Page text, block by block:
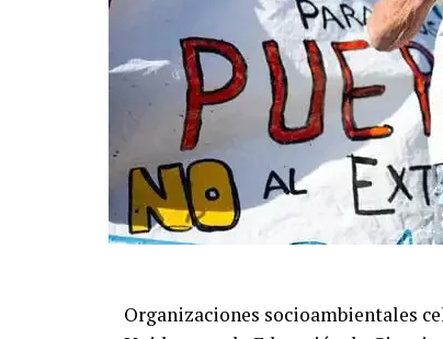
Organizaciones socioambientales